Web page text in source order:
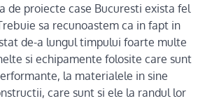
de proiecte case Bucuresti exista fel
sa recunoastem ca in fapt in
de-a lungul timpului foarte multe
si echipamente folosite care sunt
la materialele in sine
care sunt si ele la randul lor